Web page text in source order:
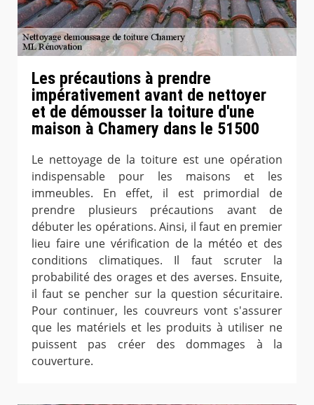
Les précautions à prendre
impérativement avant de nettoyer
et de démousser la toiture d'une
maison à Chamery dans le 51500
Le nettoyage de la toiture est une opération
indispensable pour les maisons et les
immeubles. En effet, il est primordial de
prendre plusieurs précautions avant de
débuter les opérations. Ainsi, il faut en premier
lieu faire une vérification de la météo et des
conditions climatiques. Il faut scruter la
probabilité des orages et des averses. Ensuite,
il faut se pencher sur la question sécuritaire.
Pour continuer, les couvreurs vont s'assurer
que les matériels et les produits à utiliser ne
puissent pas créer des dommages à la
couverture.